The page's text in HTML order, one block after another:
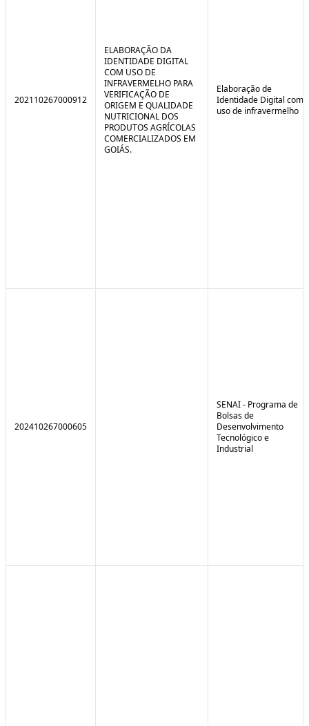
202110267000912
ELABORAÇÃO DA
IDENTIDADE DIGITAL
COM USO DE
INFRAVERMELHO PARA
VERIFICAÇÃO DE
ORIGEM E QUALIDADE
NUTRICIONAL DOS
PRODUTOS AGRÍCOLAS
COMERCIALIZADOS EM
GOIÁS.
Elaboração de
Identidade Digital com
uso de infravermelho
202410267000605
SENAI - Programa de
Bolsas de
Desenvolvimento
Tecnológico e
Industrial